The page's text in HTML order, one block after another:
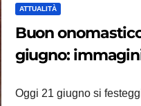
ATTUALITÀ
Buon
giugno:
Oggi 21 giugno si